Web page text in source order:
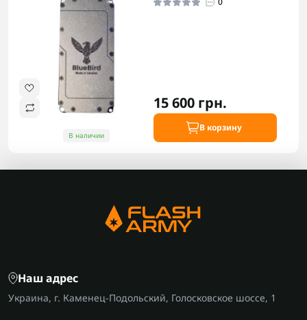
В наличии
15 600 грн.
В корзину
Наш адрес
Украина, г. Каменец-Подольский, Голосковское шоссе, 1